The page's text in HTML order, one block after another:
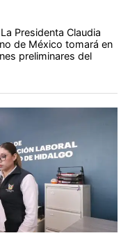
Presidenta Claudia
de México tomará en
preliminares del